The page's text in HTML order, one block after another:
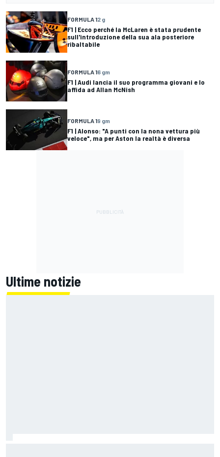
FORMULA 12 g
F1 | Ecco perché la McLaren è stata prudente
sull'introduzione della sua ala posteriore
ribaltabile
FORMULA 16 gm
F1 | Audi lancia il suo programma giovani e lo
affida ad Allan McNish
FORMULA 19 gm
F1 | Alonso: "A punti con la nona vettura più
veloce", ma per Aston la realtà è diversa
Ultime notizie